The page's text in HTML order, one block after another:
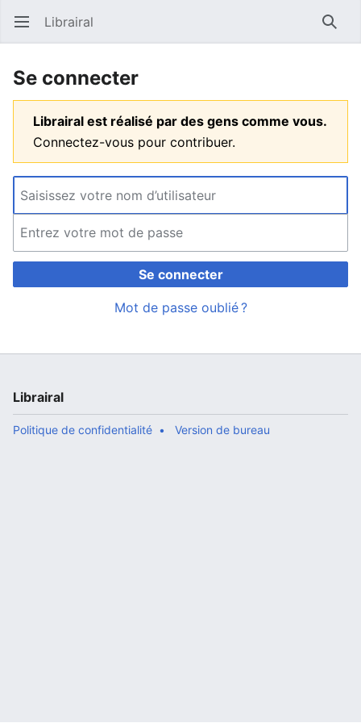
Ouvrir le menu principal Librairal
Se connecter
Librairal est réalisé par des gens comme vous.
Connectez-vous pour contribuer.
Se connecter
Mot de passe oublié ?
Librairal
Politique de confidentialité Version de bureau